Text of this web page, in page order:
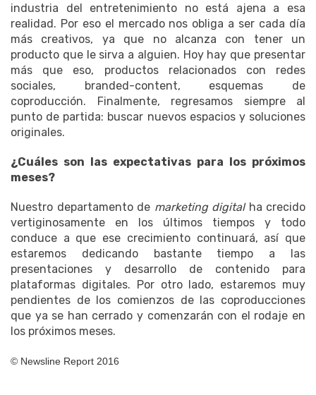
industria del entretenimiento no está ajena a esa
realidad. Por eso el mercado nos obliga a ser cada día
más creativos, ya que no alcanza con tener un
producto que le sirva a alguien. Hoy hay que presentar
más que eso, productos relacionados con redes
sociales, branded-content, esquemas de
coproducción. Finalmente, regresamos siempre al
punto de partida: buscar nuevos espacios y soluciones
originales.
¿Cuáles son las expectativas para los próximos
meses?
Nuestro departamento de marketing digitalha crecido
vertiginosamente en los últimos tiempos y todo
conduce a que ese crecimiento continuará, así que
estaremos dedicando bastante tiempo a las
presentaciones y desarrollo de contenido para
plataformas digitales. Por otro lado, estaremos muy
pendientes de los comienzos de las coproducciones
que ya se han cerrado y comenzarán con el rodaje en
los próximos meses.
© Newsline Report 2016